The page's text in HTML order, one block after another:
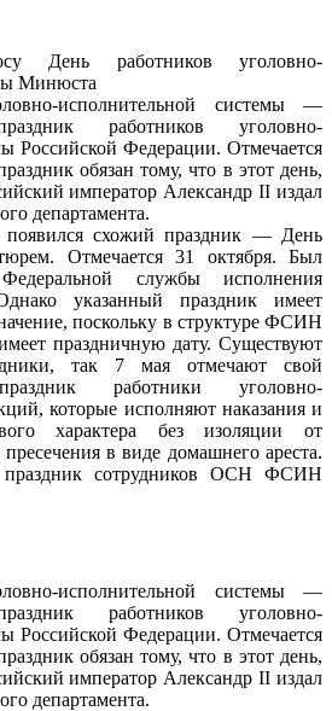
День работников уголовно-
Минюста
исполнительной системы —
работников уголовно-
Российской Федерации. Отмечается
обязан тому, что в этот день,
император Александр II издал
департамента.
появился схожий праздник — День
Отмечается 31 октября. Был
службы исполнения
указанный праздник имеет
поскольку в структуре ФСИН
праздничную дату. Существуют
так 7 мая отмечают свой
работники уголовно-
которые исполняют наказания и
характера без изоляции от
в виде домашнего ареста.
праздник сотрудников ОСН ФСИН
исполнительной системы —
работников уголовно-
Российской Федерации. Отмечается
обязан тому, что в этот день,
император Александр II издал
департамента.